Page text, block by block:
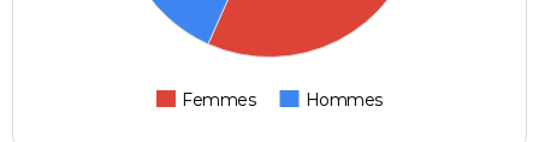
Femmes Hommes